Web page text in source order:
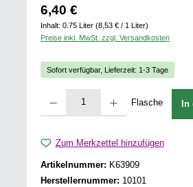
Regulärer Preis:
6,40 €
Inhalt:0.75 Liter(8,53 € / 1 Liter)
Preise inkl. MwSt. zzgl. Versandkosten
Sofort verfügbar, Lieferzeit: 1-3 Tage
Flasche In
Zum Merkzettel hinzufügen
Artikelnummer: K63909
Herstellernummer: 10101